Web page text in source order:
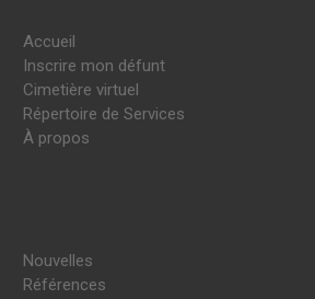
Accueil
Inscrire mon défunt
Cimetière virtuel
Répertoire de Services
À propos
Nouvelles
Références